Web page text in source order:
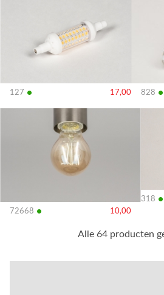
127 • 17,00 828 •
72668 • 10,00
318 •
Alle 64 producten